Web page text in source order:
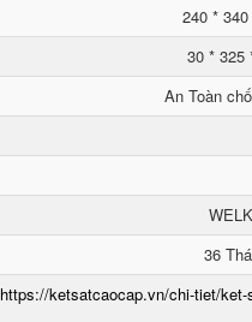
240 *
30 * 325
An Toàn
36
https://ketsatcaocap.vn/chi-tiet/